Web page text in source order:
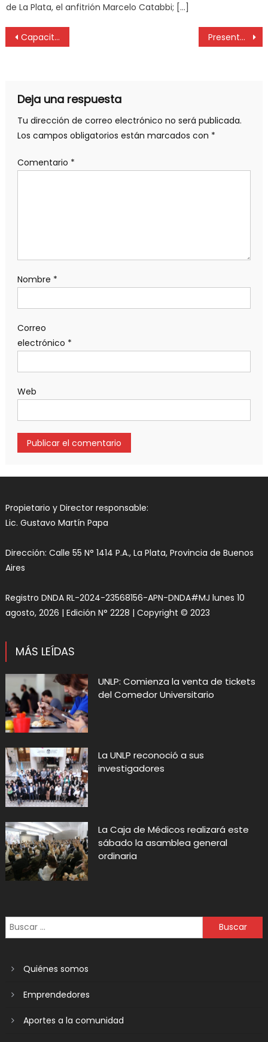
de La Plata, el anfitrión Marcelo Catabbi; […]
Capacitación para Profesionales de la Higiene y Seguridad en el Trabajo Presentación del Programa de Formación en Oficios e Inclusión Laboral
Deja una respuesta
Tu dirección de correo electrónico no será publicada.
Los campos obligatorios están marcados con *
Comentario *
Nombre *
Correo
electrónico *
Web
Propietario y Director responsable:
Lic. Gustavo Martín Papa
Dirección: Calle 55 N° 1414 P.A., La Plata, Provincia de Buenos
Aires
Registro DNDA RL-2024-23568156-APN-DNDA#MJ lunes 10
agosto, 2026 | Edición N° 2228 | Copyright © 2023
MÁS LEÍDAS
UNLP: Comienza la venta de tickets
del Comedor Universitario
La UNLP reconoció a sus
investigadores
La Caja de Médicos realizará este
sábado la asamblea general
ordinaria
Quiénes somos
Emprendedores
Aportes a la comunidad